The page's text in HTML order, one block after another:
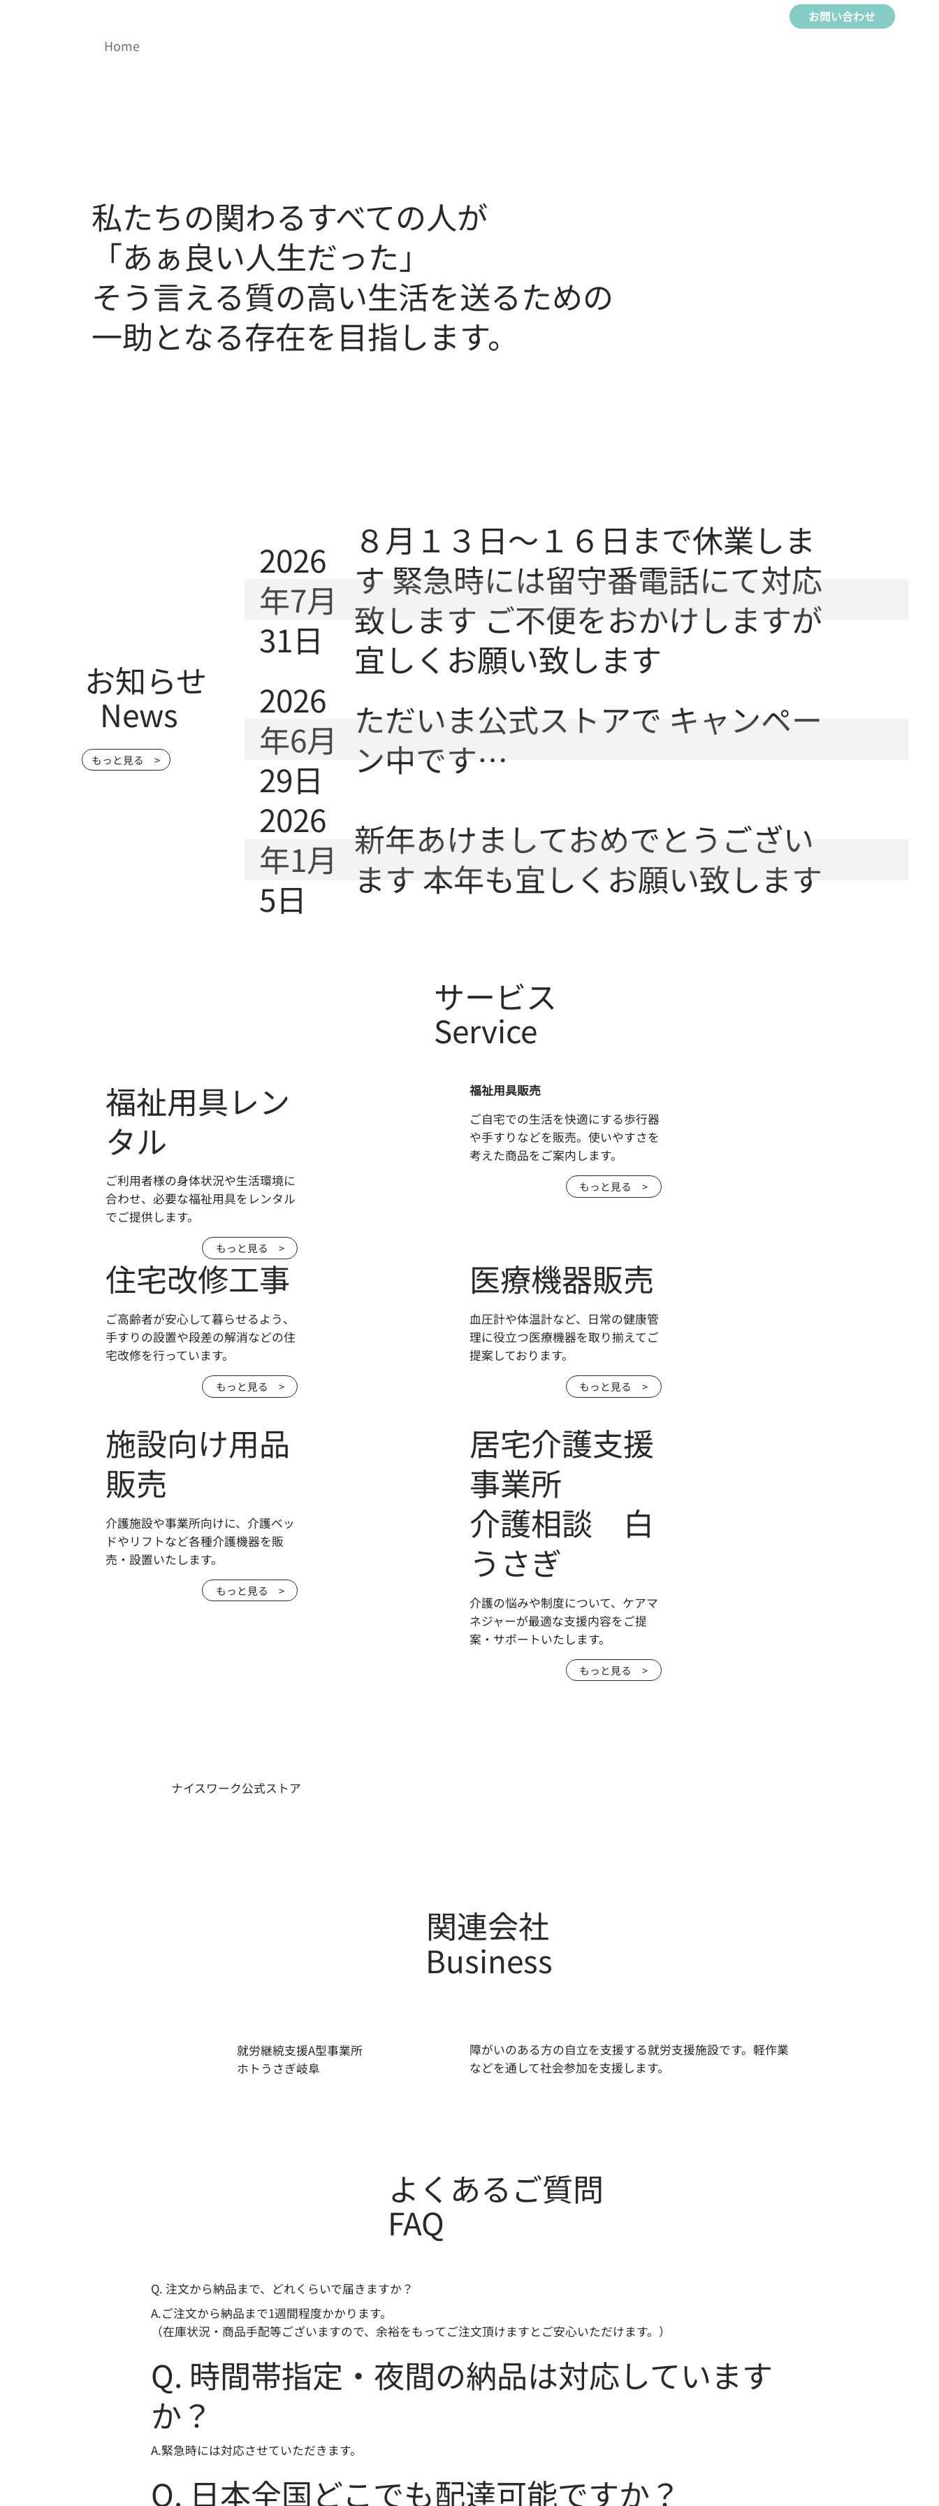
お問い合わせ
Home
私たちの関わるすべての人が
「あぁ良い人生だった」
そう言える質の高い生活を送るための
一助となる存在を目指します。
​お知らせ
News
もっと見る >
2026
年7月
31日
８月１３日～１６日まで休業しま
す 緊急時には留守番電話にて対応
致します ご不便をおかけしますが
宜しくお願い致します
2026
年6月
29日
ただいま公式ストアで キャンペー
ン中です…
2026
年1月
5日
新年あけましておめでとうござい
ます 本年も宜しくお願い致します
サービス
​Service
福祉用具レン
タル
ご利用者様の身体状況や生活環境に
合わせ、必要な福祉用具をレンタル
でご提供します。
もっと見る >
​福祉用具販売
ご自宅での生活を快適にする歩行器
や手すりなどを販売。使いやすさを
考えた商品をご案内します。
もっと見る >
住宅改修工事
ご高齢者が安心して暮らせるよう、
手すりの設置や段差の解消などの住
宅改修を行っています。
もっと見る >
医療機器販売
血圧計や体温計など、日常の健康管
理に役立つ医療機器を取り揃えてご
提案しております。
もっと見る >
施設向け用品
販売
介護施設や事業所向けに、介護ベッ
ドやリフトなど各種介護機器を販
売・設置いたします。
もっと見る >
居宅介護支援
事業所
介護相談 白
うさぎ
介護の悩みや制度について、ケアマ
ネジャーが最適な支援内容をご提
案・サポートいたします。
もっと見る >
ナイスワーク公式ストア
関連会社
Business
就労継綂支援A型事業所
ホトうさぎ岐阜
障がいのある方の自立を支援する就労支援施設です。軽作業
などを通して社会参加を支援します。
​よくあるご質問
FAQ
Q. 注文から納品まで、どれくらいで届きますか？
A.ご注文から納品まで1週間程度かかります。
（在庫状況・商品手配等ございますので、余裕をもってご注文頂けますとご安心いただけます。）
Q. 時間帯指定・夜間の納品は対応しています
か？
A.緊急時には対応させていただきます。
Q. 日本全国どこでも配達可能ですか？